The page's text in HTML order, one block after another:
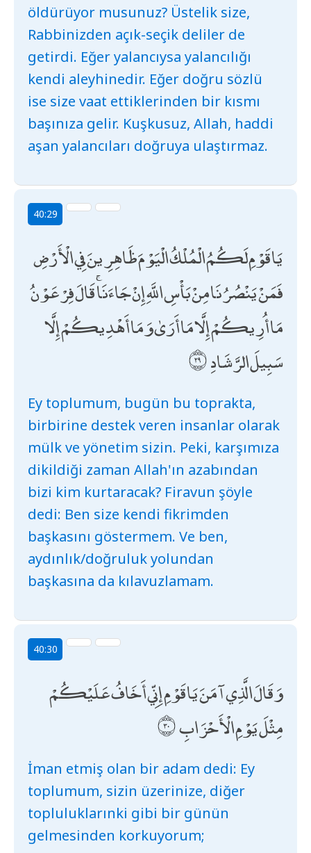
öldürüyor musunuz? Üstelik size,
Rabbinizden açık-seçik deliler de
getirdi. Eğer yalancıysa yalancılığı
kendi aleyhinedir. Eğer doğru sözlü
ise size vaat ettiklerinden bir kısmı
başınıza gelir. Kuşkusuz, Allah, haddi
aşan yalancıları doğruya ulaştırmaz.
40:29
يَا قَوْمِ لَكُمُ الْمُلْكُ الْيَوْمَ ظَاهِرِينَ فِي الْأَرْضِ
فَمَنْ يَنْصُرُنَا مِنْ بَأْسِ اللَّهِ إِنْ جَاءَنَا ۚ قَالَ فِرْعَوْنُ
مَا أُرِيكُمْ إِلَّا مَا أَرَىٰ وَمَا أَهْدِيكُمْ إِلَّا
سَبِيلَ الرَّشَادِ
Ey toplumum, bugün bu toprakta,
birbirine destek veren insanlar olarak
mülk ve yönetim sizin. Peki, karşımıza
dikildiği zaman Allah'ın azabından
bizi kim kurtaracak? Firavun şöyle
dedi: Ben size kendi fikrimden
başkasını göstermem. Ve ben,
aydınlık/doğruluk yolundan
başkasına da kılavuzlamam.
40:30
وَقَالَ الَّذِي آمَنَ يَا قَوْمِ إِنِّي أَخَافُ عَلَيْكُمْ
مِثْلَ يَوْمِ الْأَحْزَابِ
İman etmiş olan bir adam dedi: Ey
toplumum, sizin üzerinize, diğer
topluluklarınki gibi bir günün
gelmesinden korkuyorum;